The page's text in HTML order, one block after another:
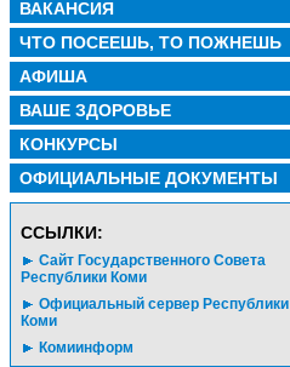
ВАКАНСИЯ
ЧТО ПОСЕЕШЬ, ТО ПОЖНЕШЬ
АФИША
ВАШЕ ЗДОРОВЬЕ
КОНКУРСЫ
ОФИЦИАЛЬНЫЕ ДОКУМЕНТЫ
CСЫЛКИ:
Сайт Государственного Совета
Республики Коми
Официальный сервер Республики
Коми
Комиинформ